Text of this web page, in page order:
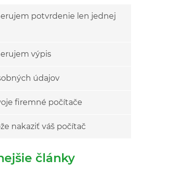
potvrdenie len jednej
výpis
údajov
firemné počítače
nakaziť váš počítač
články